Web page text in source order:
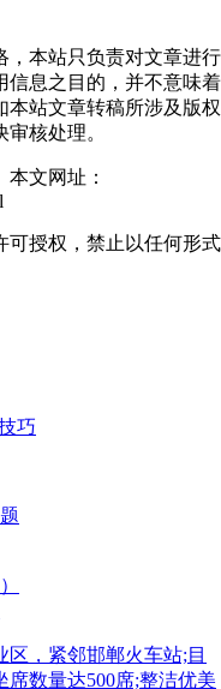
，本站只负责对文章进行
信息之目的，并不意味着
本站文章转稿所涉及版权
核处理。
文网址：
可授权，禁止以任何形式
巧
区，紧邻邯郸火车站;目
席数量达500席;整洁优美